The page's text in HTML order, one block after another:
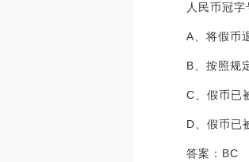
人民币冠
A、将假币
B、按照规
C、假币已
D、假币已
答案：BC